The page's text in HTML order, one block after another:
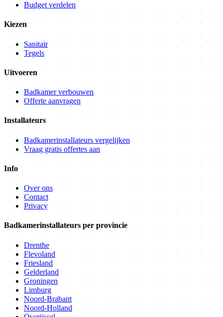
Budget verdelen
Kiezen
Sanitair
Tegels
Uitvoeren
Badkamer verbouwen
Offerte aanvragen
Installateurs
Badkamerinstallateurs vergelijken
Vraag gratis offertes aan
Info
Over ons
Contact
Privacy
Badkamerinstallateurs per provincie
Drenthe
Flevoland
Friesland
Gelderland
Groningen
Limburg
Noord-Brabant
Noord-Holland